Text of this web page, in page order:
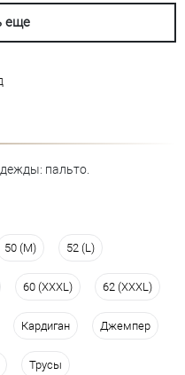
еще
пальто.
50 (M) 52 (L)
60 (XXXL) 62 (XXXL)
Кардиган Джемпер
Трусы